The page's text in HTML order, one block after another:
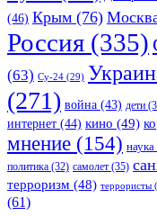
(46) Крым (76)
Россия (335)
(63) Су-24 (29)
(271) война (43) дети
интернет (44) кино (49)
мнение (154) наука
политика (32) самолет (35)
терроризм (48) террористы
(61)